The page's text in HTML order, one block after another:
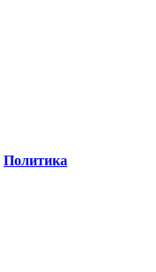
Политика